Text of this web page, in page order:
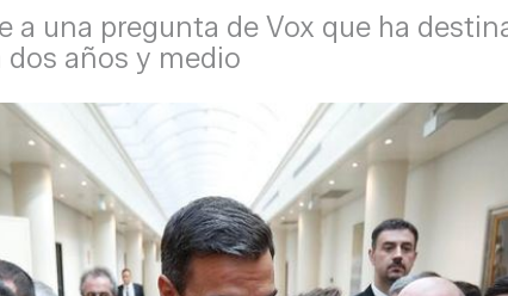
a una pregunta de Vox que ha
dos años y medio